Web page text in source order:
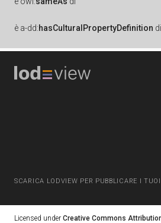
è a-dd:hasCulturalPropertyDefinition di
SCARICA LODVIEW PER PUBBLICARE I
Licensed under Creative Commons